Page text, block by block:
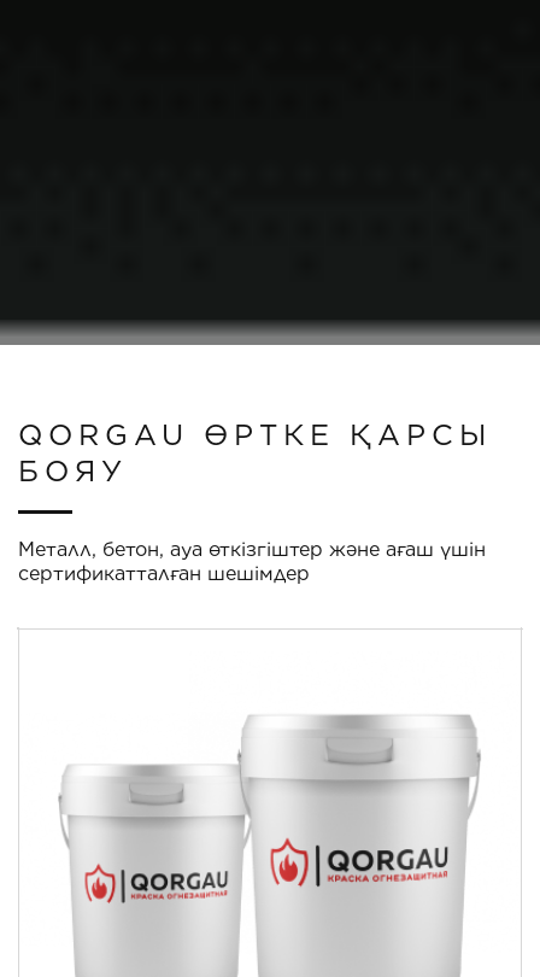
QORGAU ӨРТКЕ ҚАРСЫ
БОЯУ
Металл, бетон, ауа өткізгіштер және ағаш үшін
сертификатталған шешімдер